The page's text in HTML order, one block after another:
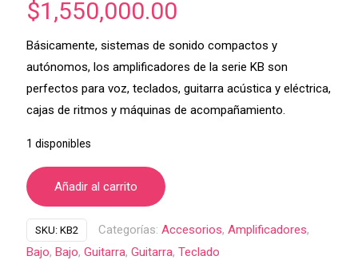
$1,550,000.00
Básicamente, sistemas de sonido compactos y
autónomos, los amplificadores de la serie KB son
perfectos para voz, teclados, guitarra acústica y eléctrica,
cajas de ritmos y máquinas de acompañamiento.
1 disponibles
Añadir al carrito
SKU: KB2 Categorías: Accesorios, Amplificadores,
Bajo, Bajo, Guitarra, Guitarra, Teclado